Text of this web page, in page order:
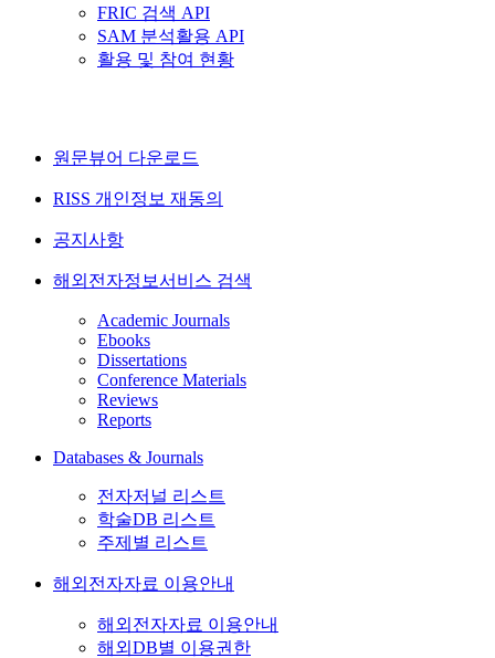
FRIC 검색 API
SAM 분석활용 API
활용 및 참여 현황
원문뷰어 다운로드
RISS 개인정보 재동의
공지사항
해외전자정보서비스 검색
Academic Journals
Ebooks
Dissertations
Conference Materials
Reviews
Reports
Databases & Journals
전자저널 리스트
학술DB 리스트
주제별 리스트
해외전자자료 이용안내
해외전자자료 이용안내
해외DB별 이용권한